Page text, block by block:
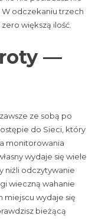
odczekaniu trzech
większą ilość.
—
ze sobą po
do Sieci, który
monitorowania
wydaje się wiele
niźli odczytywanie
wieczną wahanie
miejscu wydaje się
bieżącą